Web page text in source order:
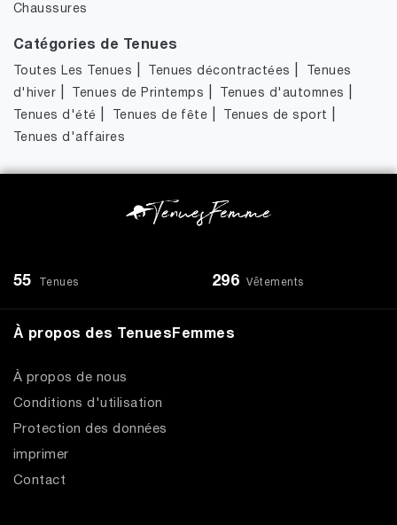
Chaussures
Catégories de Tenues
Toutes Les Tenues Tenues décontractées
Tenues
d'hiver
Tenues de Printemps Tenues d'automnes
Tenues d'été Tenues de fête Tenues de sport
Tenues d'affaires
55 Tenues 296 Vêtements
À propos des TenuesFemmes
À propos de nous
Conditions d'utilisation
Protection des données
imprimer
Contact